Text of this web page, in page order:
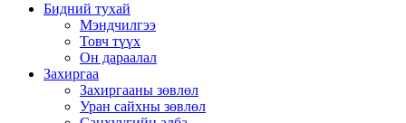
Бидний тухай
Мэндчилгээ
Товч түүх
Он дараалал
Захиргаа
Захиргааны зөвлөл
Уран сайхны зөвлөл